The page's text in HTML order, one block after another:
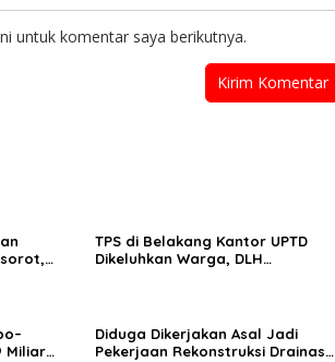
untuk komentar saya berikutnya.
TPS di Belakang Kantor UPTD
Dikeluhkan Warga, DLH
Miliar
Diduga Dikerjakan Asal Jadi
Pekerjaan Rekonstruksi Drainase